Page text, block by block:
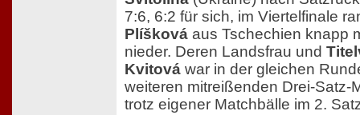
7:6, 6:2 für sich, im Viertelfinale
Plíšková aus Tschechien knapp
nieder. Deren Landsfrau und
Kvitová war in der gleichen
weiteren mitreißenden Drei-Satz-
trotz eigener Matchbälle im 2.